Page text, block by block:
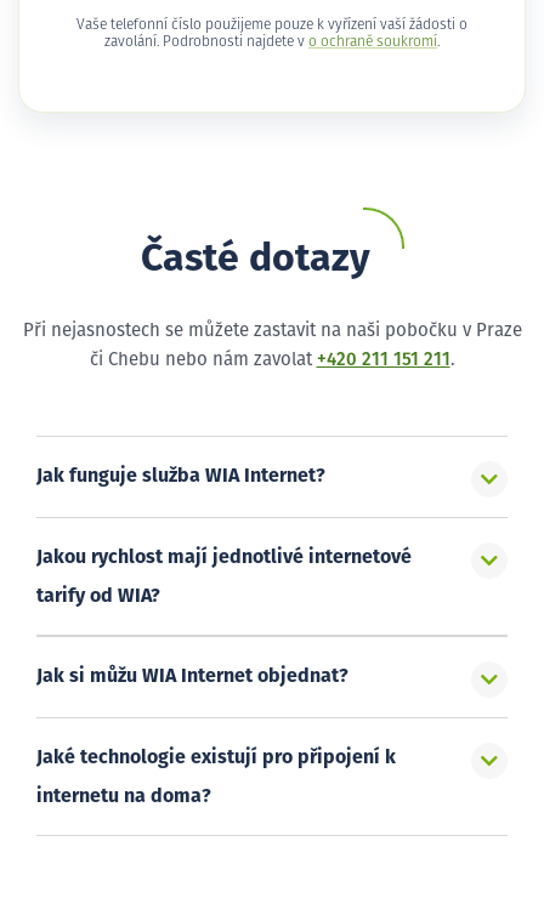
Vaše telefonní číslo použijeme pouze k vyřízení vaší žádosti o
zavolání. Podrobnosti najdete v o ochraně soukromí .
Časté dotazy
Při nejasnostech se můžete zastavit na naši pobočku v Praze
či Chebu nebo nám zavolat +420 211 151 211 .
Jak funguje služba WIA Internet?
Jakou rychlost mají jednotlivé internetové
tarify od WIA?
Jak si můžu WIA Internet objednat?
Jaké technologie existují pro připojení k
internetu na doma?